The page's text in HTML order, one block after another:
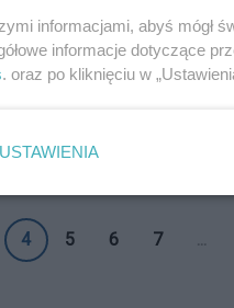
WSG z medalami
czerwca) rozegrano w
4 5 6 7 ...
informacjami, abyś mógł
informacje dotyczące
. oraz po kliknięciu w
USTAWIENIA